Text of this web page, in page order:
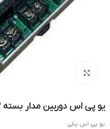
یو پی اس دوربین مدار بسته RM12
یو پی اس پنلی